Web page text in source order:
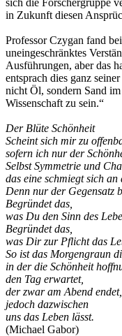
in Zukunft diesen
Professor Czygan fand
uneingeschränktes
Ausführungen, aber das
entsprach dies ganz
nicht Öl, sondern Sand
Wissenschaft zu sein.“
Der Blüte Schönheit
Scheint sich mir zu
sofern ich nur der
Selbst Symmetrie und
das eine schmiegt sich an
Denn nur der Gegensatz
Begründet das,
was Du den Sinn des
Begründet das,
was Dir zur Pflicht das
So ist das Morgengraun
in der die Schönheit
den Tag erwartet,
der zwar am Abend endet,
jedoch dazwischen
uns das Leben lässt.
(Michael Gabor)